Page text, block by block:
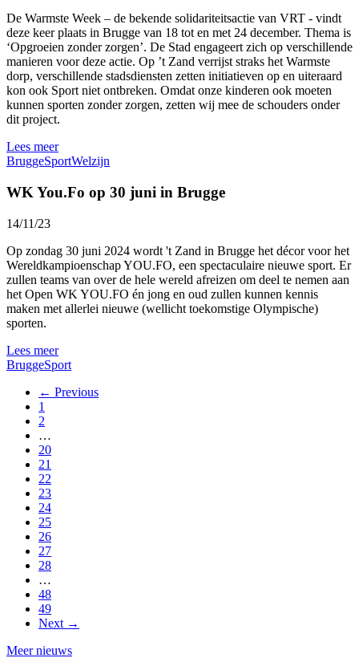
De Warmste Week – de bekende solidariteitsactie van VRT - vindt
deze keer plaats in Brugge van 18 tot en met 24 december. Thema is
‘Opgroeien zonder zorgen’. De Stad engageert zich op verschillende
manieren voor deze actie. Op ’t Zand verrijst straks het Warmste
dorp, verschillende stadsdiensten zetten initiatieven op en uiteraard
kon ook Sport niet ontbreken. Omdat onze kinderen ook moeten
kunnen sporten zonder zorgen, zetten wij mee de schouders onder
dit project.
Lees meer
BruggeSportWelzijn
WK You.Fo op 30 juni in Brugge
14/11/23
Op zondag 30 juni 2024 wordt 't Zand in Brugge het décor voor het
Wereldkampioenschap YOU.FO, een spectaculaire nieuwe sport. Er
zullen teams van over de hele wereld afreizen om deel te nemen aan
het Open WK YOU.FO én jong en oud zullen kunnen kennis
maken met allerlei nieuwe (wellicht toekomstige Olympische)
sporten.
Lees meer
BruggeSport
← Previous
1
2
…
20
21
22
23
24
25
26
27
28
…
48
49
Next →
Meer nieuws